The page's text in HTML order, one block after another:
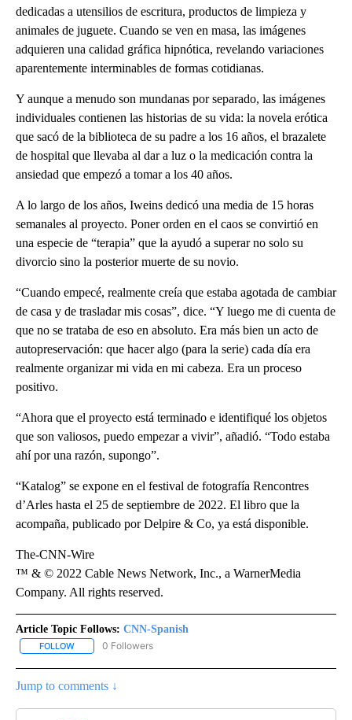
dedicadas a utensilios de escritura, productos de limpieza y
animales de juguete. Cuando se ven en masa, las imágenes
adquieren una calidad gráfica hipnótica, revelando variaciones
aparentemente interminables de formas cotidianas.
Y aunque a menudo son mundanas por separado, las imágenes
individuales contienen las historias de su vida: la novela erótica
que sacó de la biblioteca de su padre a los 16 años, el brazalete
de hospital que llevaba al dar a luz o la medicación contra la
ansiedad que empezó a tomar a los 40 años.
A lo largo de los años, Iweins dedicó una media de 15 horas
semanales al proyecto. Poner orden en el caos se convirtió en
una especie de “terapia” que la ayudó a superar no solo su
divorcio sino la posterior muerte de su novio.
“Cuando empecé, realmente creía que estaba agotada de cambiar
de casa y de trasladar mis cosas”, dice. “Y luego me di cuenta de
que no se trataba de eso en absoluto. Era más bien un acto de
autopreservación: que hacer algo (para la serie) cada día era
realmente organizar mi vida en mi cabeza. Era un proceso
positivo.
“Ahora que el proyecto está terminado e identifiqué los objetos
que son valiosos, puedo empezar a vivir”, añadió. “Todo estaba
ahí por una razón, supongo”.
“Katalog” se expone en el festival de fotografía Rencontres
d’Arles hasta el 25 de septiembre de 2022. El libro que la
acompaña, publicado por Delpire & Co, ya está disponible.
The-CNN-Wire
™ & © 2022 Cable News Network, Inc., a WarnerMedia
Company. All rights reserved.
Article Topic Follows: CNN-Spanish
FOLLOW FOLLOW "CNN-SPANISH" TO RECEIVE NOTIFICATIONS ABOUT
0 Followers
Jump to comments ↓